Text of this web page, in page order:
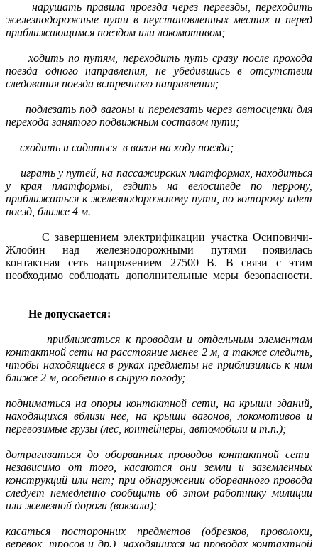
нарушать правила проезда через переезды, переходить
железнодорожные пути в неустановленных местах и перед
приближающимся поездом или локомотивом;
ходить по путям, переходить путь сразу после прохода
поезда одного направления, не убедившись в отсутствии
следования поезда встречного направления;
подлезать под вагоны и перелезать через автосцепки для
перехода занятого подвижным составом пути;
сходить и садиться в вагон на ходу поезда;
играть у путей, на пассажирских платформах, находиться
у края платформы, ездить на велосипеде по перрону,
приближаться к железнодорожному пути, по которому идет
поезд, ближе 4 м.
С завершением электрификации участка Осиповичи-
Жлобин над железнодорожными путями появилась
контактная сеть напряжением 27500 В. В связи с этим
необходимо соблюдать дополнительные меры безопасности.
Не допускается:
приближаться к проводам и отдельным элементам
контактной сети на расстояние менее 2 м, а также следить,
чтобы находящиеся в руках предметы не приблизились к ним
ближе 2 м, особенно в сырую погоду;
подниматься на опоры контактной сети, на крыши зданий,
находящихся вблизи нее, на крыши вагонов, локомотивов и
перевозимые грузы (лес, контейнеры, автомобили и т.п.);
дотрагиваться до оборванных проводов контактной сети
независимо от того, касаются они земли и заземленных
конструкций или нет; при обнаружении оборванного провода
следует немедленно сообщить об этом работнику милиции
или железной дороги (вокзала);
касаться посторонних предметов (обрезков, проволоки,
веревок, тросов и др.), находящихся на проводах контактной